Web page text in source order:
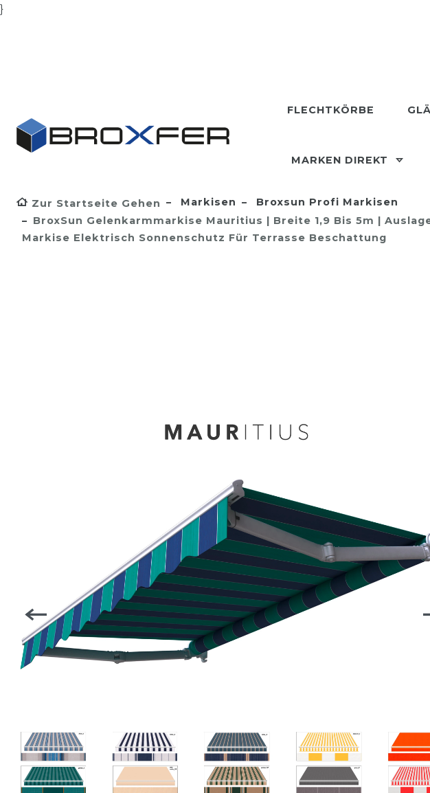
}
FLECHTKÖRBE
MARKEN DIREKT
Zur Startseite Gehen Markisen
Broxsun Profi Markisen
BroxSun Gelenkarmmarkise Mauritius | Breite 1,9 Bis 5m |
Markise Elektrisch Sonnenschutz Für Terrasse Beschattung